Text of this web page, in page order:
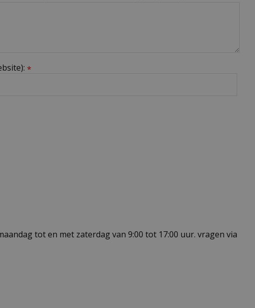
*
tot en met zaterdag van 9:00 tot 17:00 uur. vragen via